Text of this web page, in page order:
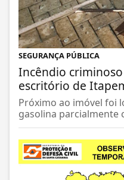
SEGURANÇA PÚBLICA
Incêndio
escritório de
Próximo ao imóvel foi
gasolina parcialmente